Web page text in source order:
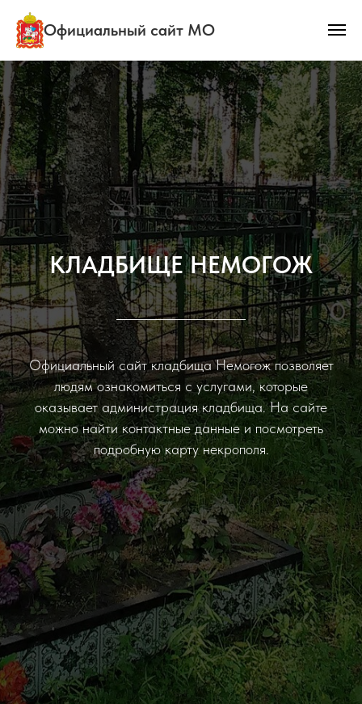
Официальный сайт МО
КЛАДБИЩЕ НЕМОГОЖ
Официальный сайт кладбища Немогож позволяет
людям ознакомиться с услугами, которые
оказывает администрация кладбища. На сайте
можно найти контактные данные и посмотреть
подробную карту некрополя.